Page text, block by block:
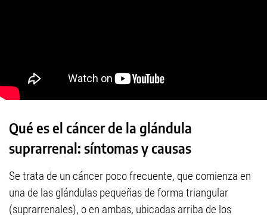
Qué es el cáncer de la glándula
suprarrenal: síntomas y causas
Se trata de un cáncer poco frecuente, que comienza en
una de las glándulas pequeñas de forma triangular
(suprarrenales), o en ambas, ubicadas arriba de los